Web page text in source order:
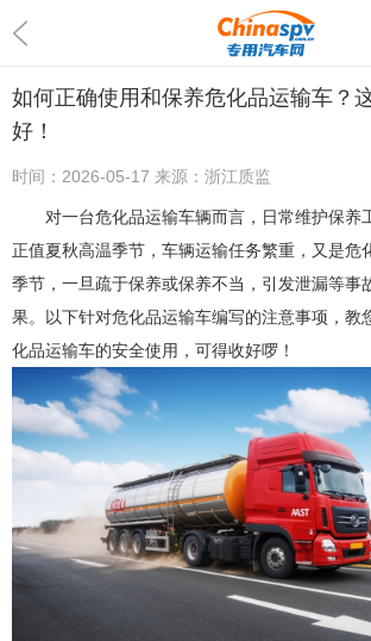
如何正确使用和保养危化品运输车？
好！
时间： 2026-05-17 来源： 浙江质监
对一台危化品运输车辆而言，日常维护保养
正值夏秋高温季节，车辆运输任务繁重，又是危
季节，一旦疏于保养或保养不当，引发泄漏等事
果。以下针对危化品运输车编写的注意事项，教
化品运输车的安全使用，可得收好啰！